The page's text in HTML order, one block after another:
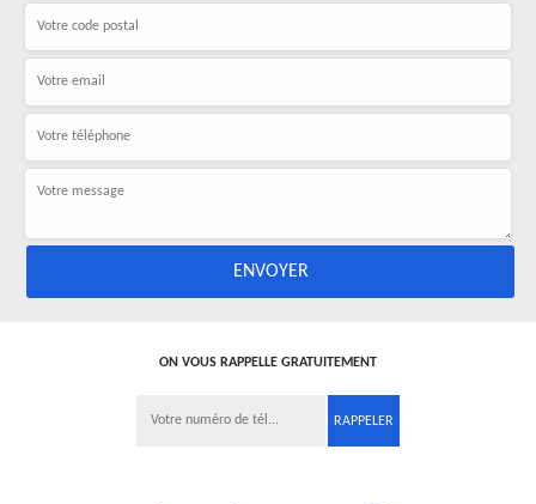
ON VOUS RAPPELLE GRATUITEMENT